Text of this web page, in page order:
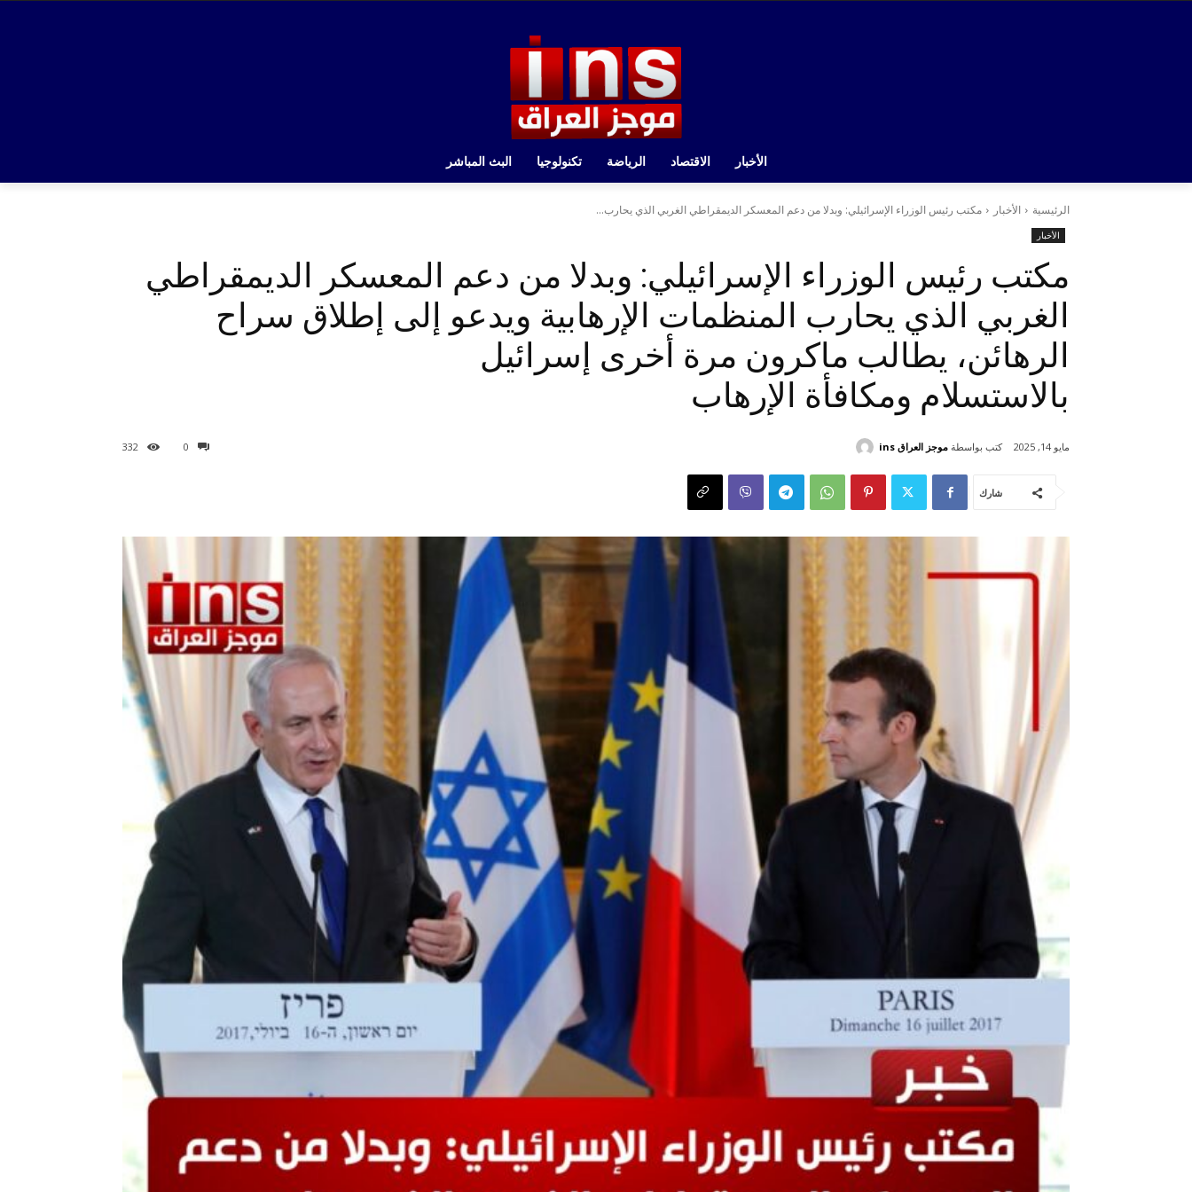
الأخبار الاقتصاد الرياضة تكنولوجيا البث المباشر
الرئيسية الأخبار مكتب رئيس الوزراء الإسرائيلي: وبدلا من دعم المعسكر الديمقراطي الغربي الذي يحارب...
الأخبار
مكتب رئيس الوزراء الإسرائيلي: وبدلا من دعم المعسكر الديمقراطي
الغربي الذي يحارب المنظمات الإرهابية ويدعو إلى إطلاق سراح
الرهائن، يطالب ماكرون مرة أخرى إسرائيل
بالاستسلام ومكافأة الإرهاب
0
332 مايو 14, 2025 كتب بواسطة موجز العراق ins
شارك